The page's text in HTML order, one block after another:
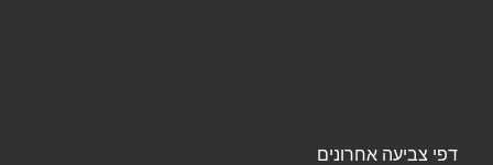
דפי צביעה אחרונים